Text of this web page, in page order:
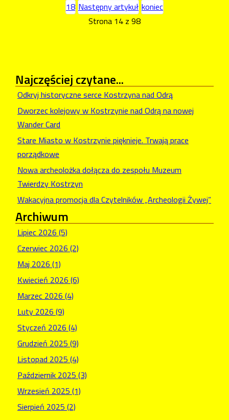
18 Następny artykuł koniec
Strona 14 z 98
Najczęściejczytane...
Odkryj historyczne serce Kostrzyna nad Odrą
Dworzec kolejowy w Kostrzynie nad Odrą na nowej
Wander Card
Stare Miasto w Kostrzynie pięknieje. Trwają prace
porządkowe
Nowa archeolożka dołącza do zespołu Muzeum
Twierdzy Kostrzyn
Wakacyjna promocja dla Czytelników „Archeologii Żywej”
Archiwum
Lipiec 2026 (5)
Czerwiec 2026 (2)
Maj 2026 (1)
Kwiecień 2026 (6)
Marzec 2026 (4)
Luty 2026 (9)
Styczeń 2026 (4)
Grudzień 2025 (9)
Listopad 2025 (4)
Październik 2025 (3)
Wrzesień 2025 (1)
Sierpień 2025 (2)